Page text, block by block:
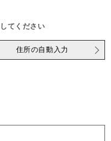
てください
住所の自動入力